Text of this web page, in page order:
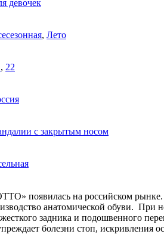
девочек
, Лето
, 22
с закрытым носом
появилась на российском рынке.
анатомической обуви. При
задника и подошвенного
болезни стоп, искривления